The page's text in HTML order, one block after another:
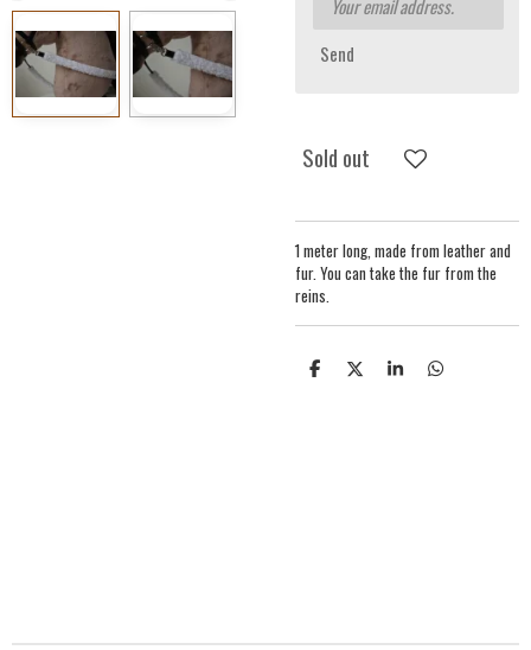
Send
Sold out
1 meter long, made from leather and
fur. You can take the fur from the
reins.
S S S S